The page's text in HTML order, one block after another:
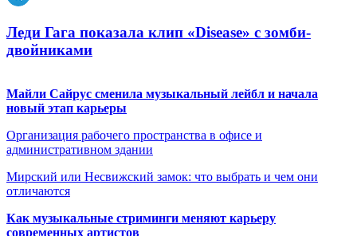
Леди Гага показала клип «Disease» с зомби-
двойниками
Майли Сайрус сменила музыкальный лейбл и начала
новый этап карьеры
Организация рабочего пространства в офисе и
административном здании
Мирский или Несвижский замок: что выбрать и чем они
отличаются
Как музыкальные стриминги меняют карьеру
современных артистов